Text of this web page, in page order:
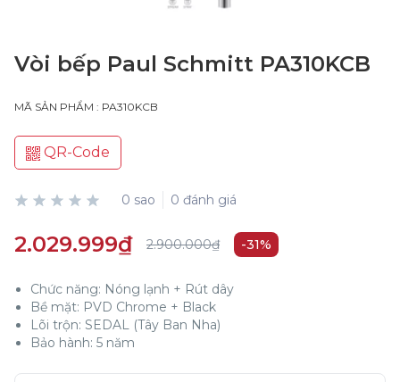
Vòi bếp Paul Schmitt PA310KCB
MÃ SẢN PHẨM : PA310KCB
QR-Code
0 sao 0 đánh giá
2.029.999₫ 2.900.000₫ -31%
Chức năng: Nóng lạnh + Rút dây
Bề mặt: PVD Chrome + Black
Lõi trộn: SEDAL (Tây Ban Nha)
Bảo hành: 5 năm